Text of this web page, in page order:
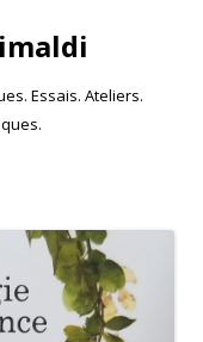
Essais. Ateliers.
content